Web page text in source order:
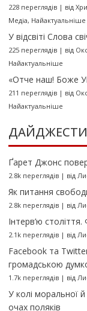
228 переглядів| від
Медіа, Найактуальніше
У відсвіті Слова
225 переглядів| від
Найактуальніше
«Отче наш! Боже
211 переглядів| від
Найактуальніше
ДАЙДЖЕСТИ
Ґарет Джонс
2.8k переглядів| від
Як питання
2.8k переглядів| від
Інтерв’ю
2.1k переглядів| від
Facebook та
громадською
1.7k переглядів| від
У колі моральної й
очах поляків